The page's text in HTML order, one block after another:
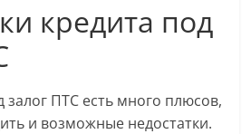
кредита под
залог ПТС есть много плюсов,
и возможные недостатки.